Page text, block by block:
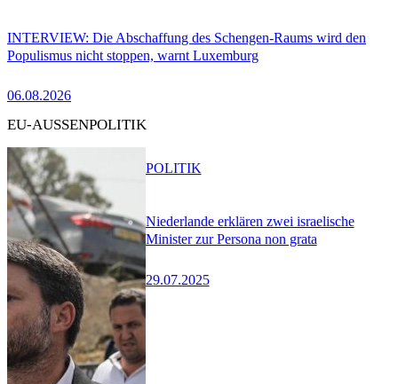
INTERVIEW: Die Abschaffung des Schengen-Raums wird den
Populismus nicht stoppen, warnt Luxemburg
06.08.2026
EU-AUSSENPOLITIK
Niederlande erklären zwei israelische
Minister zur Persona non grata
29.07.2025
POLITIK